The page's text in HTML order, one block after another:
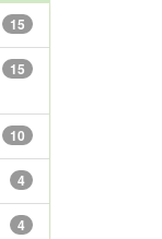
15
15
10
4
4